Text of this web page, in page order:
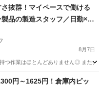
スタッフ
さ抜群！マイペースで働ける
品の製造スタッフ／日勤×残
円
8月7日
つ作業はほとんどありません◎ また、
円～1625円！倉庫内ピッ